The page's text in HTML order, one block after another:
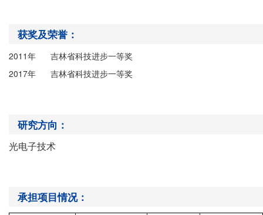
获奖及荣誉：
2011年 吉林省科技进步一等奖
2017年 吉林省科技进步一等奖
研究方向：
光电子技术
承担项目情况：